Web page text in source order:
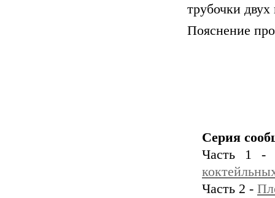
трубочки двух
Пояснение
Серия
Часть 1
Часть 2 -